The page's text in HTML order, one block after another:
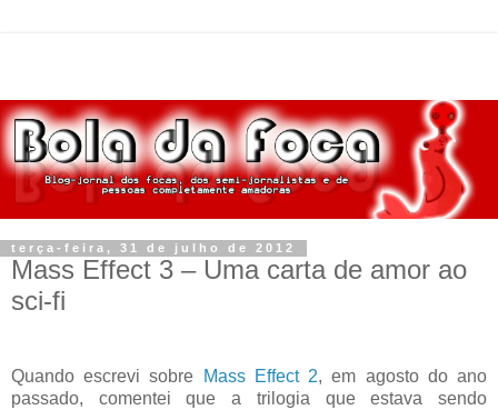
terça-feira, 31 de julho de 2012
Mass Effect 3 – Uma carta de amor ao
sci-fi
Quando escrevi sobre Mass Effect 2, em agosto do ano
passado, comentei que a trilogia que estava sendo